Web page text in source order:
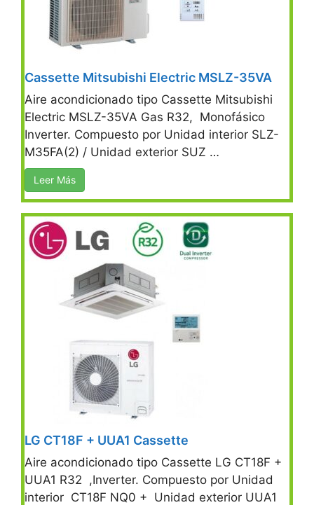
Cassette Mitsubishi Electric MSLZ-35VA
Aire acondicionado tipo Cassette Mitsubishi
Electric MSLZ-35VA Gas R32, Monofásico
Inverter. Compuesto por Unidad interior SLZ-
M35FA(2) / Unidad exterior SUZ …
Leer Más
LG CT18F + UUA1 Cassette
Aire acondicionado tipo Cassette LG CT18F +
UUA1 R32 ,Inverter. Compuesto por Unidad
interior CT18F NQ0 + Unidad exterior UUA1